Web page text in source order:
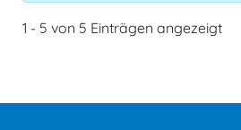
1 - 5 von 5 Einträgen angezeigt